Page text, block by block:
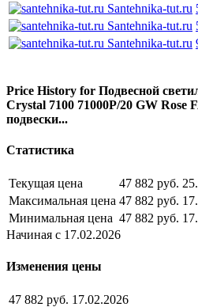
Santehnika-tut.ru
Santehnika-tut.ru
Santehnika-tut.ru
Price History for Подвесной
Crystal 7100 71000P/20 GW Rose
подвески...
Статистика
Текущая цена 47 882 руб.
Максимальная цена 47 882 руб.
Минимальная цена 47 882 руб.
Начиная с 17.02.2026
Изменения цены
47 882 руб. 17.02.2026